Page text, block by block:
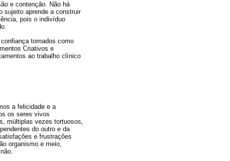
e contenção. Não há
sujeito aprende a construir
pois o indivíduo
tomados como
Criativos e
ao trabalho clínico
a felicidade e a
os seres vivos
múltiplas vezes tortuosos,
do outro e da
e frustrações
organismo e meio,